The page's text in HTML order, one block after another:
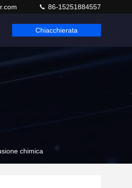
86-15251884557
Chiacchierata
chimica